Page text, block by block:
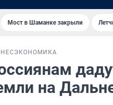
Мост в Шаманке закрыли
ЭКОНОМИКА
на